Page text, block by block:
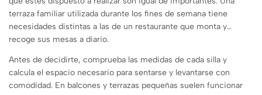
terraza familiar utilizada durante los fines de semana tiene
necesidades distintas a las de un restaurante que monta y
recoge sus mesas a diario.
Antes de decidirte, comprueba las medidas de cada silla y
calcula el espacio necesario para sentarse y levantarse con
comodidad. En balcones y terrazas pequeñas suelen funcionar